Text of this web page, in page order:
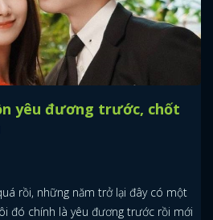
yêu đương trước, chốt
rồi, những năm trở lại đây có một
đó chính là yêu đương trước rồi mới